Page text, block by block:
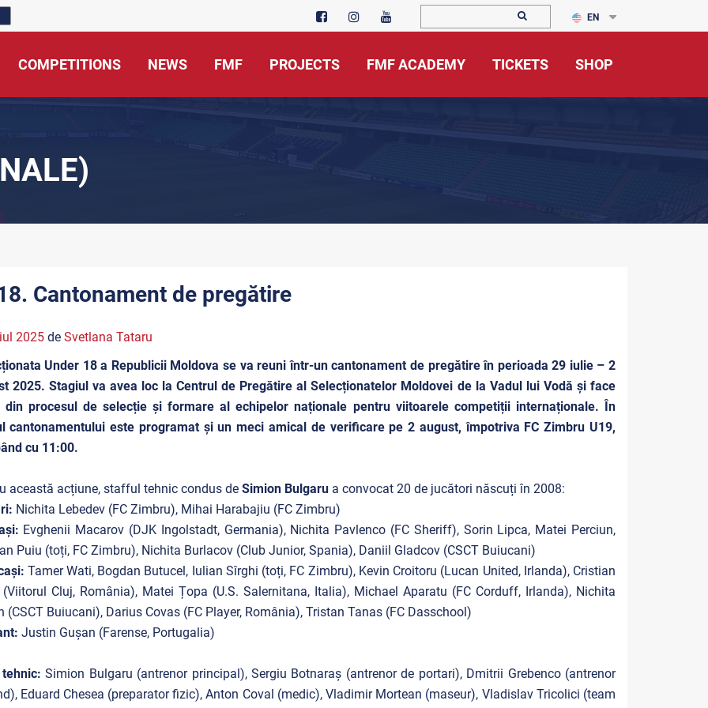
EN
COMPETITIONS NEWS FMF PROJECTS FMF ACADEMY TICKETS SHOP
Cantonament de pregătire
2025de Svetlana Tataru
Under 18 a Republicii Moldova se va reuni într-un cantonament de pregătire în perioada 29 iulie – 2
2025. Stagiul va avea loc la Centrul de Pregătire al Selecționatelor Moldovei de la Vadul lui Vodă și face
din procesul de selecție și formare al echipelor naționale pentru viitoarele competiții internaționale. În
cantonamentului este programat și un meci amical de verificare pe 2 august, împotriva FC Zimbru U19,
cu 11:00.
această acțiune, stafful tehnic condus de Simion Bulgarua convocat 20 de jucători născuți în 2008:
Nichita Lebedev (FC Zimbru), Mihai Harabajiu (FC Zimbru)
Evghenii Macarov (DJK Ingolstadt, Germania), Nichita Pavlenco (FC Sheriff), Sorin Lipca, Matei Perciun,
Puiu (toți, FC Zimbru), Nichita Burlacov (Club Junior, Spania), Daniil Gladcov (CSCT Buiucani)
Tamer Wati, Bogdan Butucel, Iulian Sîrghi (toți, FC Zimbru), Kevin Croitoru (Lucan United, Irlanda), Cristian
(Viitorul Cluj, România), Matei Țopa (U.S. Salernitana, Italia), Michael Aparatu (FC Corduff, Irlanda), Nichita
(CSCT Buiucani), Darius Covas (FC Player, România), Tristan Tanas (FC Dasschool)
Justin Gușan (Farense, Portugalia)
tehnic:Simion Bulgaru (antrenor principal), Sergiu Botnaraș (antrenor de portari), Dmitrii Grebenco (antrenor
Eduard Chesea (preparator fizic), Anton Coval (medic), Vladimir Mortean (maseur), Vladislav Tricolici (team